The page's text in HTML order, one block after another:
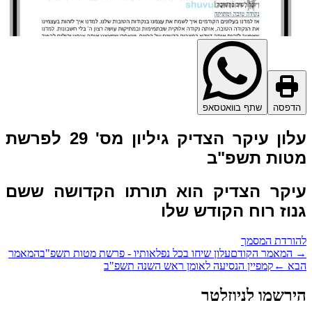
שתף בוואטסאפ
עלון עיקר הצדיק גיליון מס' 29 לפרשת
תשפ"ב
הצדיק הוא תורתו הקדושה ששם
רוח הקודש שלו
המסמך
המאמר הקודםעלון שיחו בכל נפלאותיו - פרשת מטות תשפ"בהמאמר
← קמפיין הנסיעה לאומן ראש השנה תשפ"ב
לניוזלטר